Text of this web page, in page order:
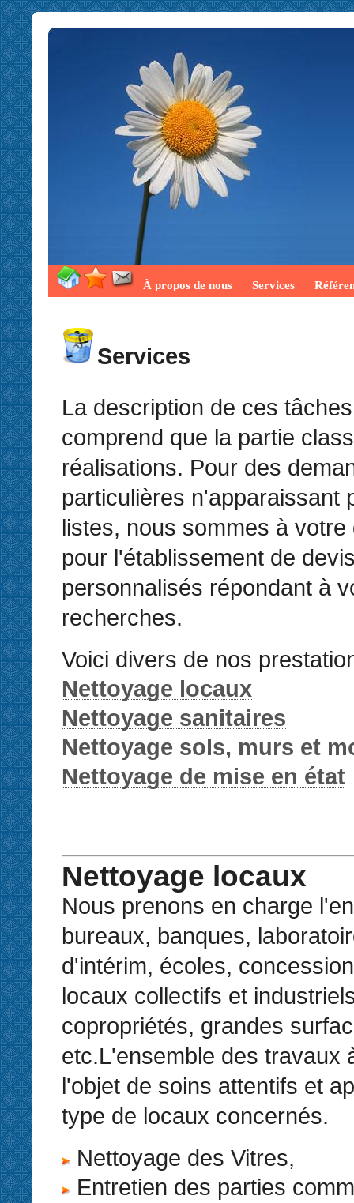
À propos de nous Services
Services
La description de ces
comprend que la partie
réalisations. Pour des
particulières n'apparaissant
listes, nous sommes à votre
pour l'établissement de
personnalisés répondant à
recherches.
Voici divers de nos
Nettoyage locaux
Nettoyage sanitaires
Nettoyage sols, murs et
Nettoyage de mise en état
Nettoyage locaux
Nous prenons en charge
bureaux, banques,
d'intérim, écoles,
locaux collectifs et
copropriétés, grandes
etc.L'ensemble des travaux
l'objet de soins attentifs et
type de locaux concernés.
Nettoyage des Vitres,
Entretien des parties